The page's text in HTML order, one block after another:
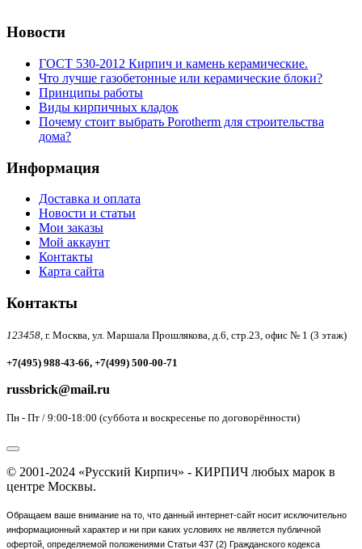
Новости
ГОСТ 530-2012 Кирпич и камень керамические.
Что лучше газобетонные или керамические блоки?
Принципы работы
Виды кирпичных кладок
Почему стоит выбрать Porotherm для строительства
дома?
Информация
Доставка и оплата
Новости и статьи
Мои заказы
Мой аккаунт
Контакты
Карта сайта
Контакты
123458, г. Москва, ул. Маршала Прошлякова, д.6, стр.23, офис № 1 (3 этаж)
+7(495) 988-43-66, +7(499) 500-00-71
russbrick@mail.ru
Пн - Пт / 9:00-18:00 (суббота и воскресенье по договорённости)
© 2001-2024 «Русский Кирпич» - КИРПИЧ любых марок в
центре Москвы.
Обращаем ваше внимание на то, что данный интернет-сайт носит исключительно
информационный характер и ни при каких условиях не является публичной
офертой, определяемой положениями Статьи 437 (2) Гражданского кодекса